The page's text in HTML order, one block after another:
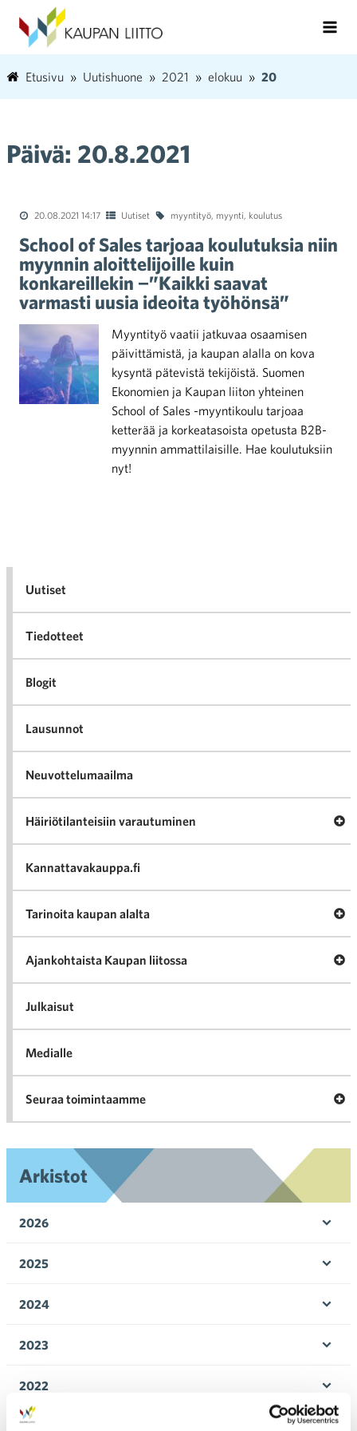
Etusivu Uutishuone 2021 elokuu 20
Päivä: 20.8.2021
20.08.2021 14:17 Uutiset myyntityö, myynti, koulutus
School of Sales tarjoaa koulutuksia niin
myynnin aloittelijoille kuin
konkareillekin −”Kaikki saavat
varmasti uusia ideoita työhönsä”
Myyntityö vaatii jatkuvaa osaamisen
päivittämistä, ja kaupan alalla on kova
kysyntä pätevistä tekijöistä. Suomen
Ekonomien ja Kaupan liiton yhteinen
School of Sales -myyntikoulu tarjoaa
ketterää ja korkeatasoista opetusta B2B-
myynnin ammattilaisille. Hae koulutuksiin
nyt!
Uutiset
Tiedotteet
Blogit
Lausunnot
Neuvottelumaailma
Häiriötilanteisiin varautuminen
Kannattavakauppa.fi
Tarinoita kaupan alalta
Ajankohtaista Kaupan liitossa
Julkaisut
Medialle
Seuraa toimintaamme
Arkistot
2026
2025
2024
2023
2022
2021